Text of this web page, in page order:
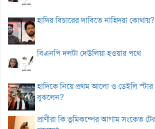
হাদির বিচারের দাবিতে নাহিদরা কোথায়?
বিএনপি দলটা দেউলিয়া হওয়ার পথে
হাদিকে নিয়ে প্রথম আলো ও ডেইলি স্টার
বুঝলেন?
প্রাণীরা কি ভূমিকম্পের আগাম সংকেত